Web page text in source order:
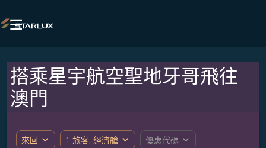

搭乘星宇航空聖地牙哥飛往
澳門
來回 expand_more 1 旅客, 經濟艙 expand_more 優惠代碼 expand_more